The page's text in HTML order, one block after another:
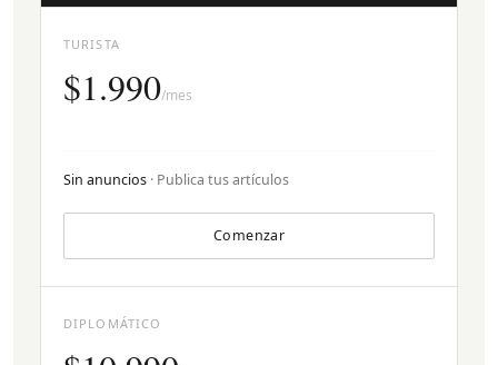
TURISTA
$1.990/mes
Sin anuncios · Publica tus artículos
Comenzar
DIPLOMÁTICO